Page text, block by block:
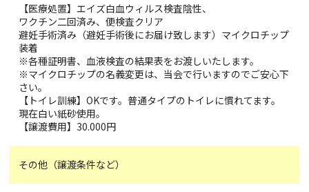
【医療処置】エイズ白血ウィルス検査陰性、
ワクチン二回済み、便検査クリア
避妊手術済み（避妊手術後にお届け致します）マイクロチップ
装着
※各種証明書、血液検査の結果表をお渡しいたします。
※マイクロチップの名義変更は、当会で行いますのでご安心下
さい。
【トイレ訓練】OKです。普通タイプのトイレに慣れてます。
現在白い紙砂使用。
【譲渡費用】30.000円
その他（譲渡条件など）